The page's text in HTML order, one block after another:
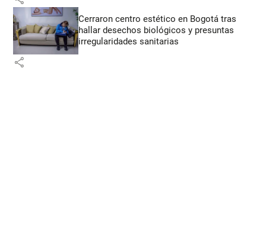
Cerraron centro estético en Bogotá tras
hallar desechos biológicos y presuntas
irregularidades sanitarias
share